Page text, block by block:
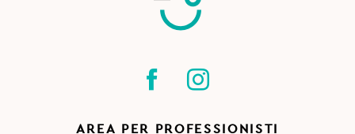
AREA PER PROFESSIONISTI